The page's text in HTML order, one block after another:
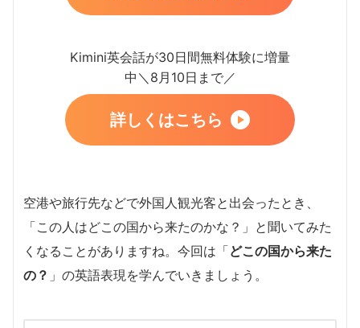
Kimini英会話が30日間無料体験に増量
中＼8月10日まで／
詳しくはこちら
空港や旅行先などで外国人観光客と出会ったとき、
「この人はどこの国から来たのかな？」と聞いてみた
くなることがありますね。今回は「どこの国から来た
の？ 」の英語表現を学んでいきましょう。